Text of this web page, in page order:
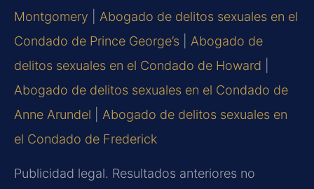
Montgomery
Abogado de delitos sexuales en el
Condado de Prince George’s
Abogado de
delitos sexuales en el Condado de Howard
Abogado de delitos sexuales en el Condado de
Anne Arundel
Abogado de delitos sexuales en
el Condado de Frederick
Publicidad legal. Resultados anteriores no